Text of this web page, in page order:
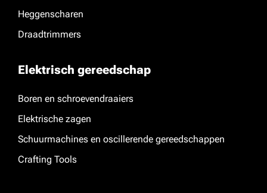
Heggenscharen
Draadtrimmers
Elektrisch gereedschap
Boren en schroevendraaiers
Elektrische zagen
Schuurmachines en oscillerende gereedschappen
Crafting Tools